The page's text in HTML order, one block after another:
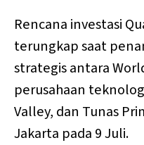
Rencana investasi
terungkap saat
strategis antara
perusahaan
Valley, dan Tunas
Jakarta pada 9 Juli.